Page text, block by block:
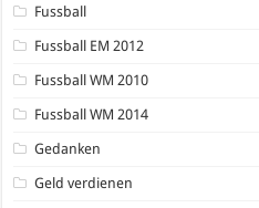
Fussball
Fussball EM 2012
Fussball WM 2010
Fussball WM 2014
Gedanken
Geld verdienen